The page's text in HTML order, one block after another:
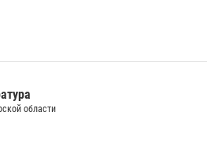
2
Росгвардии отмечает
области